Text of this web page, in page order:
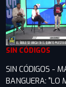
SIN CÓDIGOS
SIN CÓDIGOS -
BANGUERA: "LO